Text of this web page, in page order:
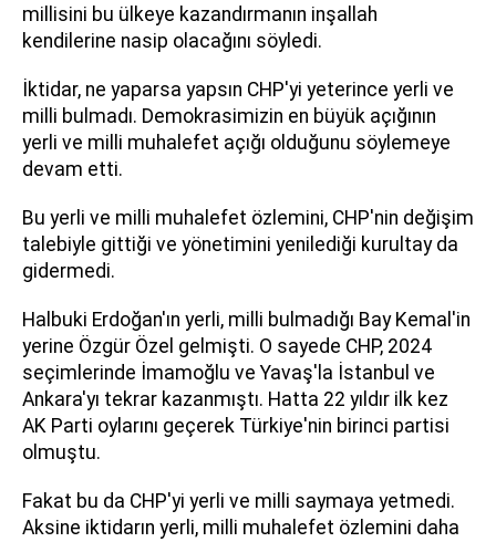
millisini bu ülkeye kazandırmanın inşallah
kendilerine nasip olacağını söyledi.
İktidar, ne yaparsa yapsın CHP'yi yeterince yerli ve
milli bulmadı. Demokrasimizin en büyük açığının
yerli ve milli muhalefet açığı olduğunu söylemeye
devam etti.
Bu yerli ve milli muhalefet özlemini, CHP'nin değişim
talebiyle gittiği ve yönetimini yenilediği kurultay da
gidermedi.
Halbuki Erdoğan'ın yerli, milli bulmadığı Bay Kemal'in
yerine Özgür Özel gelmişti. O sayede CHP, 2024
seçimlerinde İmamoğlu ve Yavaş'la İstanbul ve
Ankara'yı tekrar kazanmıştı. Hatta 22 yıldır ilk kez
AK Parti oylarını geçerek Türkiye'nin birinci partisi
olmuştu.
Fakat bu da CHP'yi yerli ve milli saymaya yetmedi.
Aksine iktidarın yerli, milli muhalefet özlemini daha